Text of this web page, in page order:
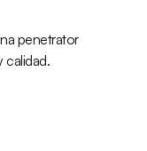
penetrator
calidad.